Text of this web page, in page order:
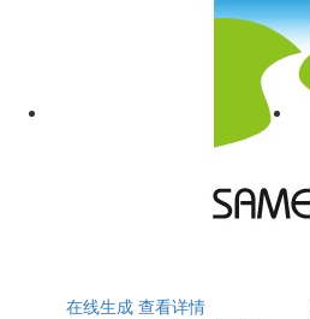
在线生成 查看详情